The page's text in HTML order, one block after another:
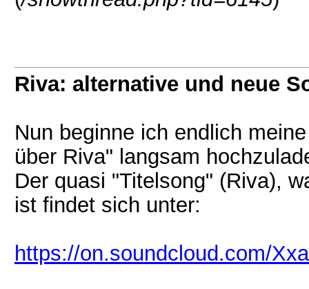
Riva: alternative und neue
Nun beginne ich endlich
über Riva" langsam
Der quasi "Titelsong" (Riva),
ist findet sich unter:
https://on.soundcloud.com/